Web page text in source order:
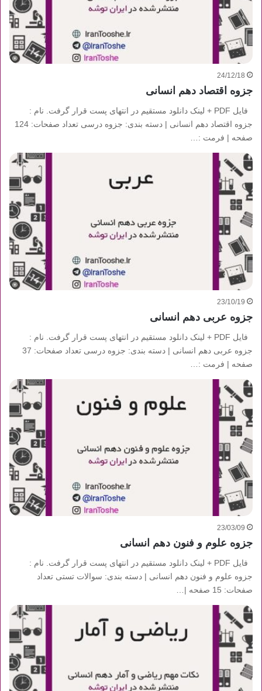
24/12/18
جزوه اقتصاد دهم انسانی
فایل PDF + لینک دانلود مستقیم در انتهای پست قرار گرفت. نام :
جزوه اقتصاد دهم انسانی | دسته بندی: جزوه درسی تعداد صفحات: 124
صفحه | فرمت :…
23/10/19
جزوه عربی دهم انسانی
فایل PDF + لینک دانلود مستقیم در انتهای پست قرار گرفت. نام :
جزوه عربی دهم انسانی | دسته بندی: جزوه درسی تعداد صفحات: 37
صفحه | فرمت :…
23/03/09
جزوه علوم و فنون دهم انسانی
فایل PDF + لینک دانلود مستقیم در انتهای پست قرار گرفت. نام :
جزوه علوم و فنون دهم انسانی | دسته بندی: سوالات تستی تعداد
صفحات: 15 صفحه |…